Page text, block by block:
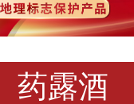
药露酒